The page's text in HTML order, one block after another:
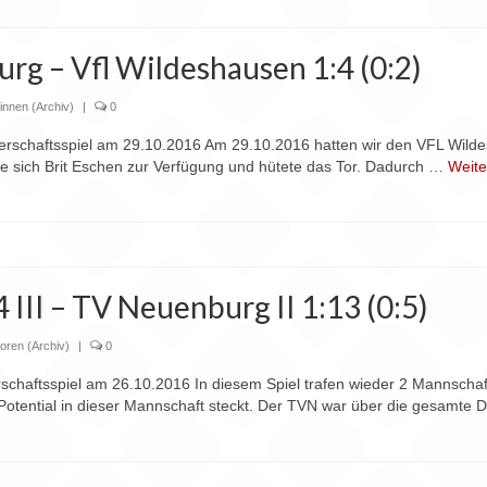
– Vfl Wildeshausen 1:4 (0:2)
(Archiv) | 0
am 29.10.2016 Am 29.10.2016 hatten wir den VFL
sich Brit Eschen zur Verfügung und hütete das Tor. Dadurch …
III – TV Neuenburg II 1:13 (0:5)
(Archiv) | 0
am 26.10.2016 In diesem Spiel trafen wieder 2
in dieser Mannschaft steckt. Der TVN war über die